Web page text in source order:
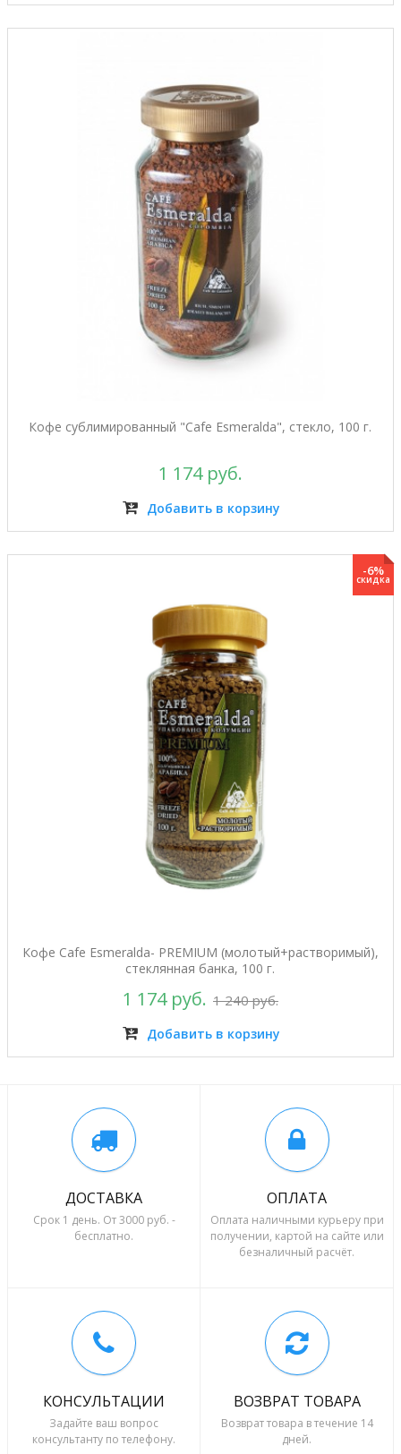
Кофе сублимированный "Cafe Esmeralda", стекло, 100 г.
1 174 руб.
Добавить в корзину
-6%
скидка
Кофе Cafe Esmeralda- PREMIUM (молотый+растворимый),
стеклянная банка, 100 г.
1 174 руб. 1 240 руб.
Добавить в корзину
ДОСТАВКА
Срок 1 день. От 3000 руб. -
бесплатно.
ОПЛАТА
Оплата наличными курьеру при
получении, картой на сайте или
безналичный расчёт.
КОНСУЛЬТАЦИИ
Задайте ваш вопрос
консультанту по телефону.
ВОЗВРАТ ТОВАРА
Возврат товара в течение 14
дней.